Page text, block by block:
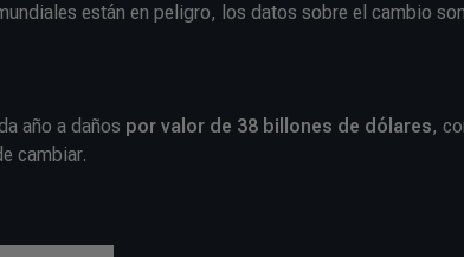
están en peligro, los datos sobre el cambio
año a daños por valor de 38 billones de dólares,
cambiar.